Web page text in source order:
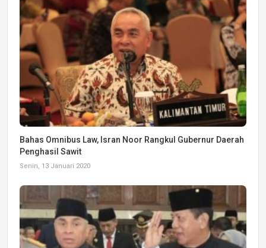
Bahas Omnibus Law, Isran Noor Rangkul Gubernur Daerah
Penghasil Sawit
Senin, 13 Januari 2020